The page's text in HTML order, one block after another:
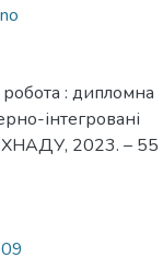
: дипломна
інтегровані
ХНАДУ, 2023. – 55